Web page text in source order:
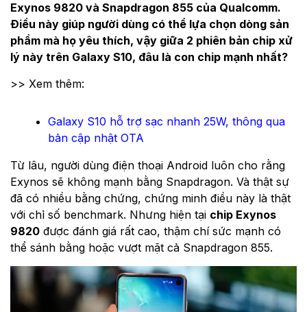
Exynos 9820 và Snapdragon 855 của Qualcomm.
Điều này giúp người dùng có thể lựa chọn dòng sản
phẩm mà họ yêu thích, vậy giữa 2 phiên bản chip xử
lý này trên Galaxy S10, đâu là con chip mạnh nhất?
>> Xem thêm:
Galaxy S10 hỗ trợ sạc nhanh 25W, thông qua
bản cập nhật OTA
Từ lâu, người dùng điện thoại Android luôn cho rằng
Exynos sẽ không mạnh bằng Snapdragon. Và thật sự
đã có nhiều bằng chứng, chứng minh điều này là thật
với chỉ số benchmark. Nhưng hiện tại chip Exynos
9820 được đánh giá rất cao, thậm chí sức mạnh có
thể sánh bằng hoặc vượt mặt cả Snapdragon 855.